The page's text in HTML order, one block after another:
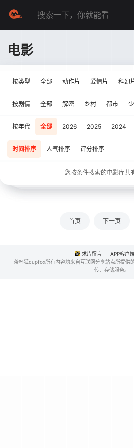
电影
按类型 全部 动作片 爱情片 科幻
按剧情 全部 解密 乡村 都市
按年代 全部 2026 2025 2024
时间排序 人气排序 评分排序
您按条件搜索的电影库共
首页 下一页
求片留言 APP客户端
茶杯狐cupfox所有内容均来自互联网分享站点所提供
传、存储服务。